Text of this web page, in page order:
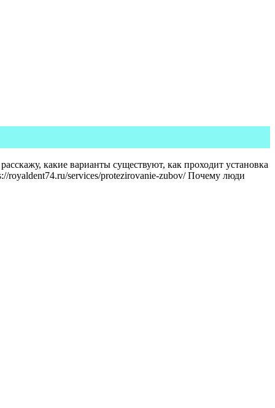
какие варианты существуют, как проходит установка
royaldent74.ru/services/protezirovanie-zubov/ Почему люди